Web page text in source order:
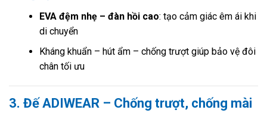
EVA đệm nhẹ – đàn hồi cao: tạo cảm giác êm ái khi
di chuyển
Kháng khuẩn – hút ẩm – chống trượt giúp bảo vệ đôi
chân tối ưu
3. Đế ADIWEAR – Chống trượt, chống mài